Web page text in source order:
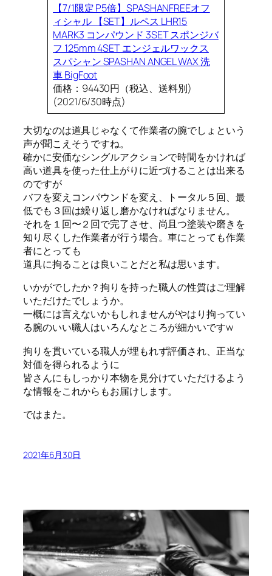
【7/1限定 P5倍】SPASHANFREEオフ
ィシャル 【SET】ルペス LHR15
MARK3 コンパウンド 3SET スポンジバ
フ 125mm 4SET エンジェルワックス
スパシャン SPASHAN ANGEL WAX 洗
車 BigFoot
価格：94430円（税込、送料別)
(2021/6/30時点)
大切なのは道具じゃなくて作業者の腕でしょという
声が聞こえそうですね。
確かに安価なシングルアクションで時間をかければ
高い道具を使った仕上がりに近づけることは出来る
のですが
バフを変えコンパウンドを変え、トータル５回、最
低でも３回は繰り返し磨かなければなりません。
それを１回〜２回で完了させ、尚且つ塗装や磨きを
知り尽くした作業者が行う場合。車にとっても作業
者にとっても
道具に拘ることは良いことだと私は思います。
いかがでしたか？拘りを持った職人の性質はご理解
いただけたでしょうか。
一概には言えないかもしれませんがやはり拘ってい
る腕のいい職人はいろんなところが細かいですw
拘りを貫いている職人が埋もれず評価され、正当な
対価を得られるように
皆さんにもしっかり本物を見分けていただけるよう
な情報をこれからもお届けします。
ではまた。
2021年6月30日